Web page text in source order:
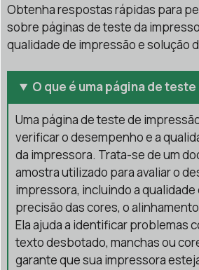
Obtenha respostas rápidas para
sobre páginas de teste da
qualidade de impressão e solução
O que é uma página de
Uma página de teste de
verificar o desempenho e a
da impressora. Trata-se de um
amostra utilizado para avaliar o
impressora, incluindo a qualidade
precisão das cores, o
Ela ajuda a identificar problemas
texto desbotado, manchas ou
garante que sua impressora